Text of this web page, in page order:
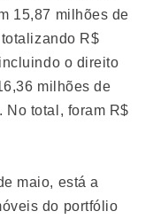
15,87 milhões de
R$
o direito
milhões de
No total, foram R$
maio, está a
do portfólio